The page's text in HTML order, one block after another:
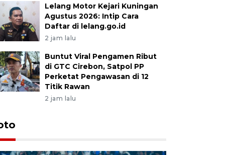
Lelang Motor Kejari Kuningan
Agustus 2026: Intip Cara
Daftar di lelang.go.id
2 jam lalu
Buntut Viral Pengamen Ribut
di GTC Cirebon, Satpol PP
Perketat Pengawasan di 12
Titik Rawan
2 jam lalu